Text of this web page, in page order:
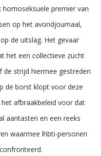
premier van
op het avondjournaal,
de uitslag. Het gevaar
het een collectieve zucht
de strijd hiermee gestreden
de borst klopt voor deze
afbraakbeleid voor dat
aantasten en een reeks
waarmee lhbti-personen